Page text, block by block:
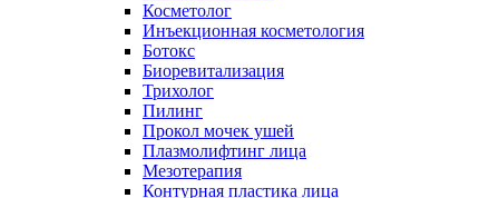
Косметолог
Инъекционная косметология
Ботокс
Биоревитализация
Трихолог
Пилинг
Прокол мочек ушей
Плазмолифтинг лица
Мезотерапия
Контурная пластика лица